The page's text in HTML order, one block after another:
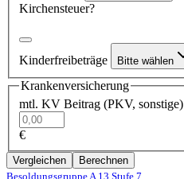
Kirchensteuer?
Kinderfreibeträge Bitte wählen
Krankenversicherung
mtl. KV Beitrag (PKV, sonstige)
€
Vergleichen
Berechnen
Besoldungsgruppe A 13 Stufe 7